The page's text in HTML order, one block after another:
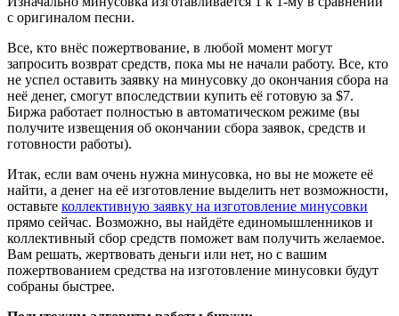
с оригиналом песни.
Все, кто внёс пожертвование, в любой момент могут
запросить возврат средств, пока мы не начали работу. Все, кто
не успел оставить заявку на минусовку до окончания сбора на
неё денег, смогут впоследствии купить её готовую за $7.
Биржа работает полностью в автоматическом режиме (вы
получите извещения об окончании сбора заявок, средств и
готовности работы).
Итак, если вам очень нужна минусовка, но вы не можете её
найти, а денег на её изготовление выделить нет возможности,
оставьте коллективную заявку на изготовление минусовки
прямо сейчас. Возможно, вы найдёте единомышленников и
коллективный сбор средств поможет вам получить желаемое.
Вам решать, жертвовать деньги или нет, но с вашим
пожертвованием средства на изготовление минусовки будут
собраны быстрее.